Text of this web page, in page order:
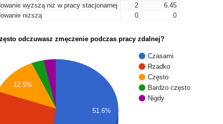
wyższą niż w pracy stacjonarnej 2
6.45
niższą 0 0
odczuwasz zmęczenie podczas pracy zdalnej?
Czasami
Rzadko
Często
Bardzo często
Nigdy
12.9%
51.6%